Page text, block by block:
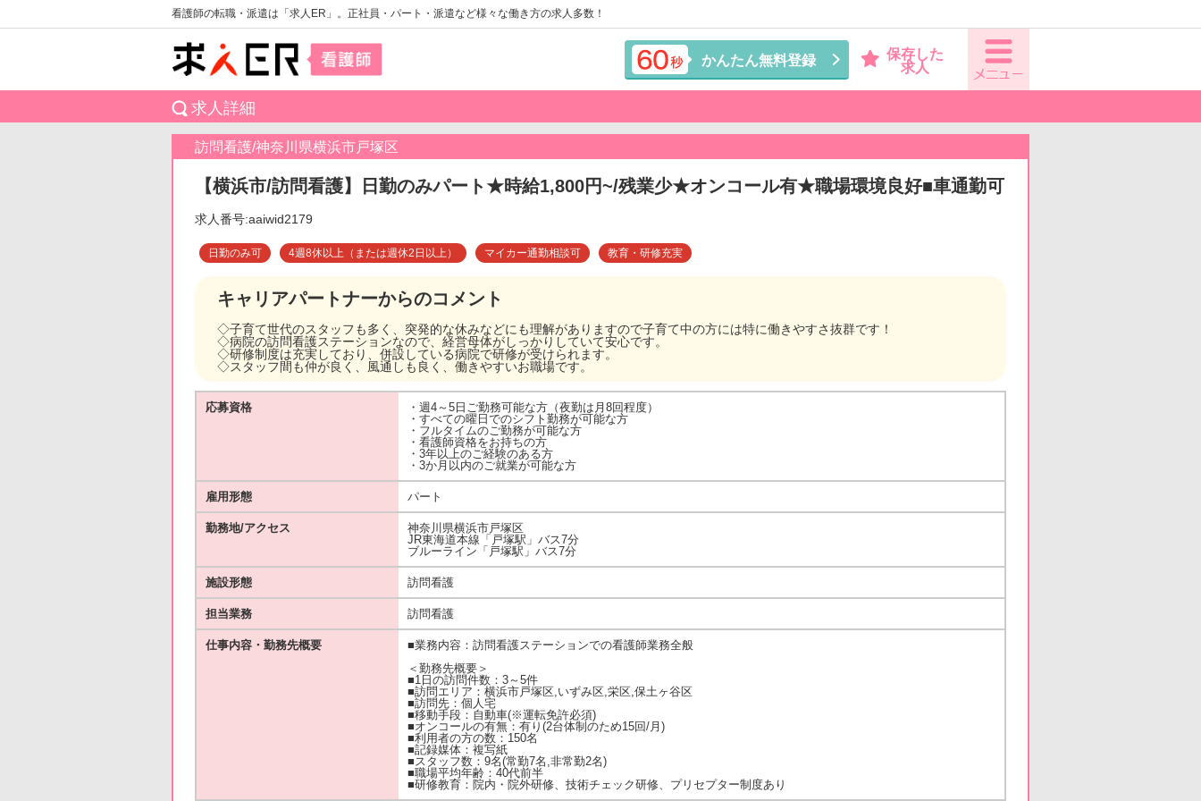
看護師の転職・派遣は「求人ER」。正社員・パート・派遣など様々な働き方の求人多数！
かんたん無料登録
保存した
求人
求人詳細
訪問看護/神奈川県横浜市戸塚区
【横浜市/訪問看護】日勤のみパート★時給1,800円~/残業少★オンコール有★職場環境良好■車通勤可
求人番号:aaiwid2179
日勤のみ可 4週8休以上（または週休2日以上） マイカー通勤相談可 教育・研修充実
キャリアパートナーからのコメント
◇子育て世代のスタッフも多く、突発的な休みなどにも理解がありますので子育て中の方には特に働きやすさ抜群です！
◇病院の訪問看護ステーションなので、経営母体がしっかりしていて安心です。
◇研修制度は充実しており、併設している病院で研修が受けられます。
◇スタッフ間も仲が良く、風通しも良く、働きやすいお職場です。
応募資格
・週4～5日ご勤務可能な方（夜勤は月8回程度）
・すべての曜日でのシフト勤務が可能な方
・フルタイムのご勤務が可能な方
・看護師資格をお持ちの方
・3年以上のご経験のある方
・3か月以内のご就業が可能な方
雇用形態 パート
勤務地/アクセス
神奈川県横浜市戸塚区
JR東海道本線「戸塚駅」バス7分
ブルーライン「戸塚駅」バス7分
施設形態 訪問看護
担当業務 訪問看護
仕事内容・勤務先概要
■業務内容：訪問看護ステーションでの看護師業務全般
＜勤務先概要＞
■1日の訪問件数：3～5件
■訪問エリア：横浜市戸塚区,いずみ区,栄区,保土ヶ谷区
■訪問先：個人宅
■移動手段：自動車(※運転免許必須)
■オンコールの有無：有り(2台体制のため15回/月)
■利用者の方の数：150名
■記録媒体：複写紙
■スタッフ数：9名(常勤7名,非常勤2名)
■職場平均年齢：40代前半
■研修教育：院内・院外研修、技術チェック研修、プリセプター制度あり